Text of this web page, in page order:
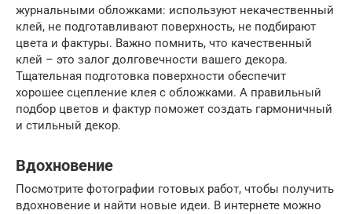
журнальными обложками: используют некачественный
клей, не подготавливают поверхность, не подбирают
цвета и фактуры. Важно помнить, что качественный
клей – это залог долговечности вашего декора.
Тщательная подготовка поверхности обеспечит
хорошее сцепление клея с обложками. А правильный
подбор цветов и фактур поможет создать гармоничный
и стильный декор.
Вдохновение
Посмотрите фотографии готовых работ, чтобы получить
вдохновение и найти новые идеи. В интернете можно